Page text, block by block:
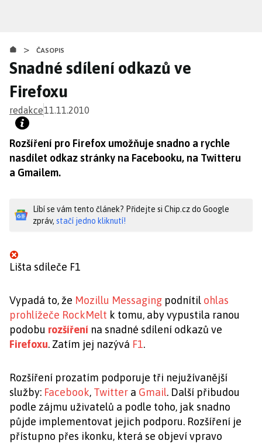
obsahu
> ČASOPIS
Snadné sdílení odkazů ve
Firefoxu
redakce11.11.2010
Rozšíření pro Firefox umožňuje snadno a rychle
nasdílet odkaz stránky na Facebooku, na Twitteru
a Gmailem.
Líbí se vám tento článek? Přidejte si Chip.cz do Google
zpráv, stačí jedno kliknutí!
Lišta sdíleče F1
Vypadá to, že Mozillu Messaging podnítil ohlas
prohlížeče RockMelt k tomu, aby vypustila ranou
podobu rozšíření na snadné sdílení odkazů ve
Firefoxu. Zatím jej nazývá F1.
Rozšíření prozatím podporuje tři nejužívanější
služby: Facebook, Twitter a Gmail. Další přibudou
podle zájmu uživatelů a podle toho, jak snadno
půjde implementovat jejich podporu. Rozšíření je
přístupno přes ikonku, která se objeví vpravo